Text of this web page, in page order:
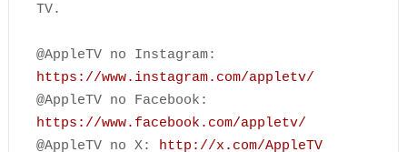
TV.
@AppleTV no Instagram:
https://www.instagram.com/appletv/
@AppleTV no Facebook:
https://www.facebook.com/appletv/
@AppleTV no X: http://x.com/AppleTV